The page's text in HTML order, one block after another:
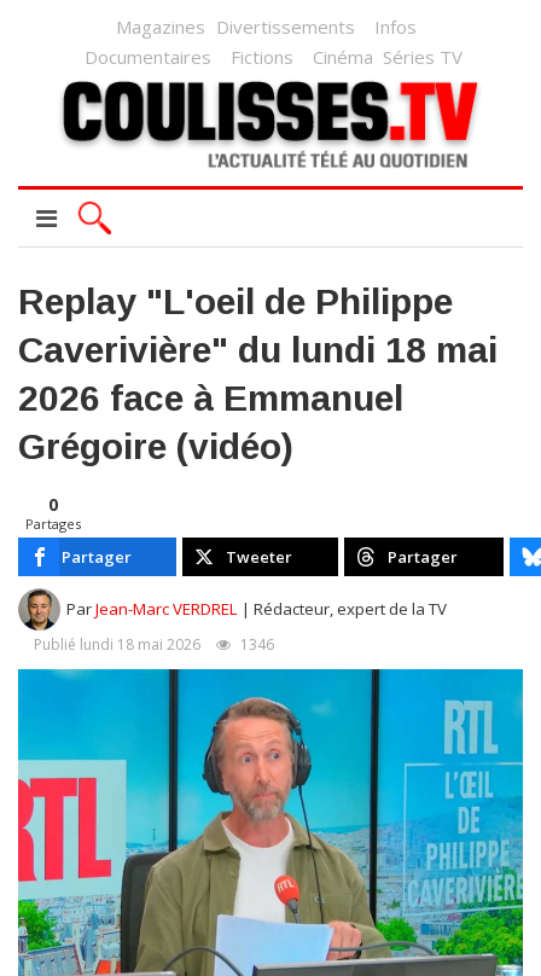
Magazines Divertissements
Infos
Documentaires
Fictions Cinéma Séries TV
Replay "L'oeil de Philippe
Caverivière" du lundi 18 mai
2026 face à Emmanuel
Grégoire (vidéo)
0
Partages
Partager Tweeter Partager
ParJean-Marc VERDREL | Rédacteur, expert de la TV
Publié lundi 18 mai 2026 1346